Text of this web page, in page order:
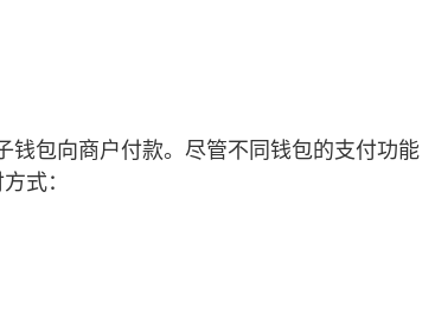
包向商户付款。尽管不同钱包的支付功能
式：